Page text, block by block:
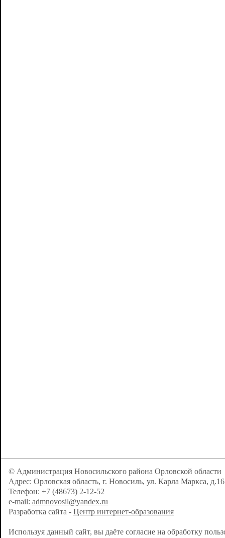
© Администрация Новосильского района Орловской области
Адрес: Орловская область, г. Новосиль, ул. Карла Маркса, д.16
Телефон: +7 (48673) 2-12-52
e-mail: admnovosil@yandex.ru
Разработка сайта - Центр интернет-образования
Используя данный сайт, вы даёте согласие на обработку